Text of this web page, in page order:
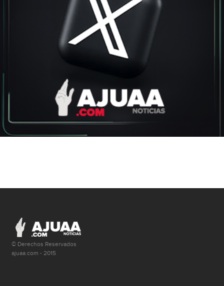
© Derechos Reservados
ajuaa.com - 2015